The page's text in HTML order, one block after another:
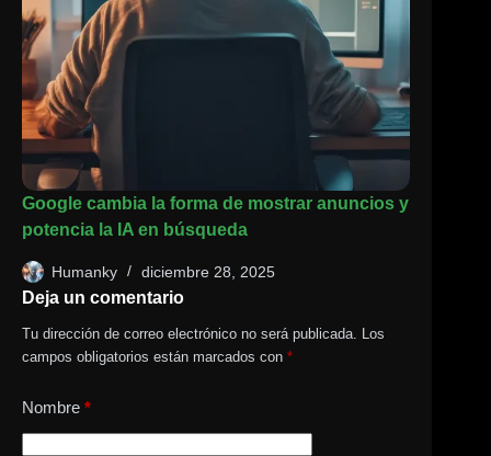
Google cambia la forma de mostrar anuncios y
potencia la IA en búsqueda
Humanky diciembre 28, 2025
Deja un comentario
Tu dirección de correo electrónico no será publicada. Los
campos obligatorios están marcados con *
Nombre *